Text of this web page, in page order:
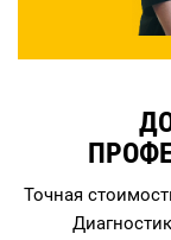
Точная